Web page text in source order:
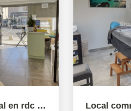
Local commercial en rdc de 46,21 m² proche centre ville...